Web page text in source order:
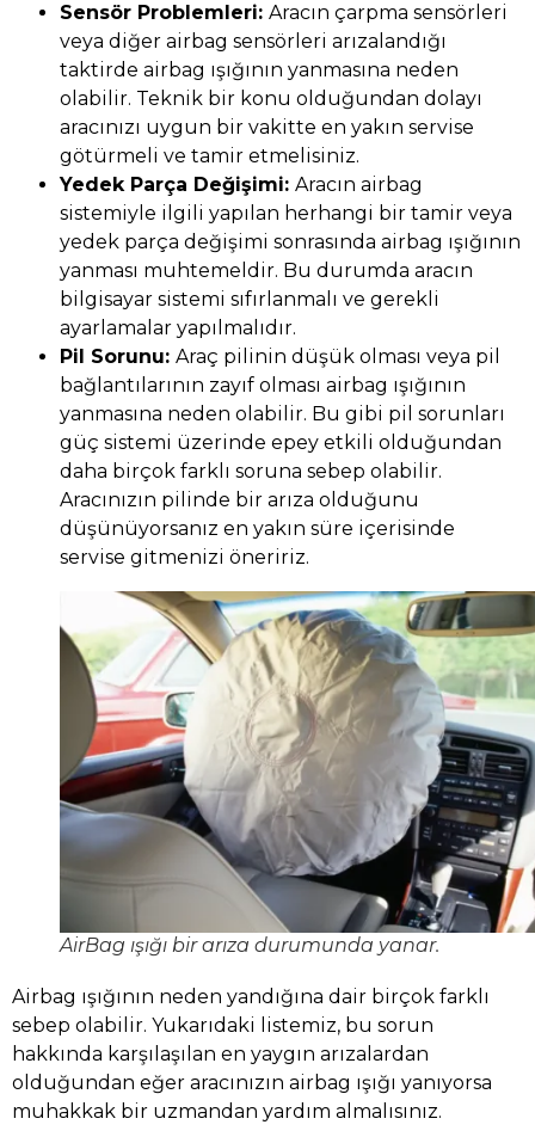
Sensör Problemleri: Aracın çarpma sensörleri
veya diğer airbag sensörleri arızalandığı
taktirde airbag ışığının yanmasına neden
olabilir. Teknik bir konu olduğundan dolayı
aracınızı uygun bir vakitte en yakın servise
götürmeli ve tamir etmelisiniz.
Yedek Parça Değişimi: Aracın airbag
sistemiyle ilgili yapılan herhangi bir tamir veya
yedek parça değişimi sonrasında airbag ışığının
yanması muhtemeldir. Bu durumda aracın
bilgisayar sistemi sıfırlanmalı ve gerekli
ayarlamalar yapılmalıdır.
Pil Sorunu: Araç pilinin düşük olması veya pil
bağlantılarının zayıf olması airbag ışığının
yanmasına neden olabilir. Bu gibi pil sorunları
güç sistemi üzerinde epey etkili olduğundan
daha birçok farklı soruna sebep olabilir.
Aracınızın pilinde bir arıza olduğunu
düşünüyorsanız en yakın süre içerisinde
servise gitmenizi öneririz.
AirBag ışığı bir arıza durumunda yanar.
Airbag ışığının neden yandığına dair birçok farklı
sebep olabilir. Yukarıdaki listemiz, bu sorun
hakkında karşılaşılan en yaygın arızalardan
olduğundan eğer aracınızın airbag ışığı yanıyorsa
muhakkak bir uzmandan yardım almalısınız.